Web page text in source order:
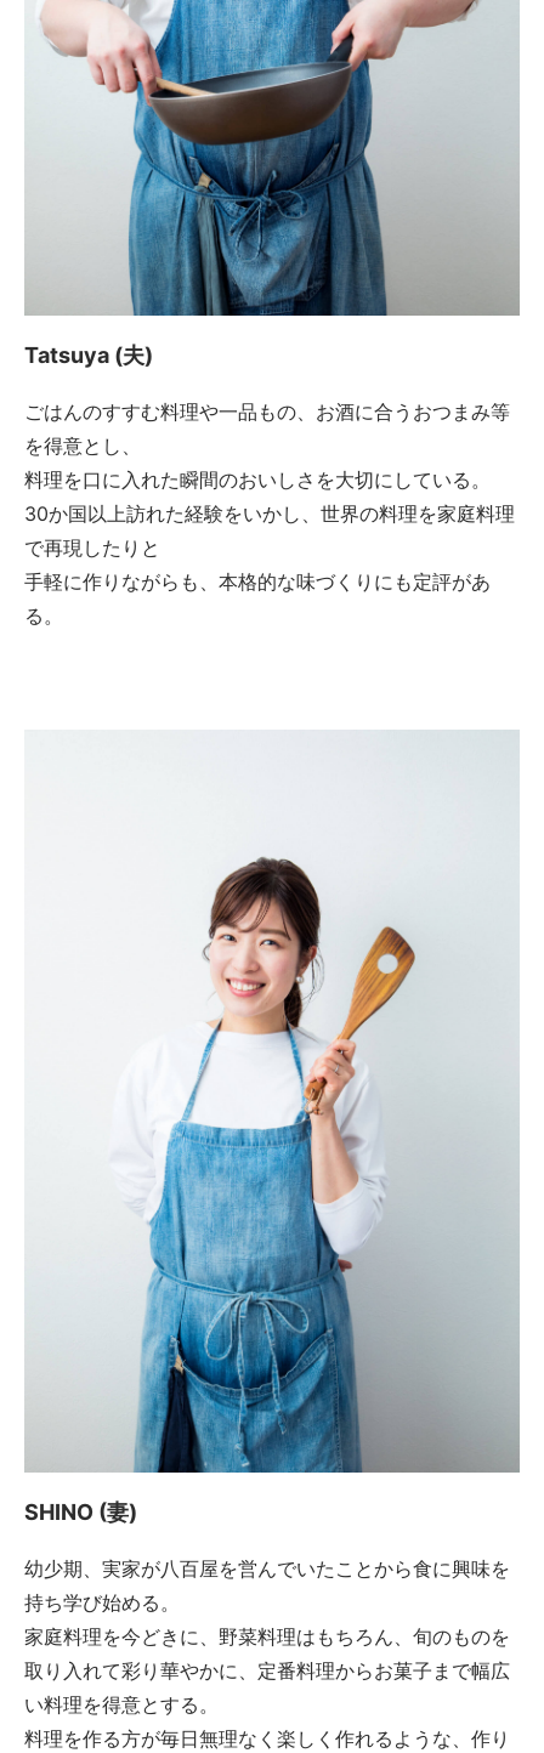
Tatsuya (夫)
ごはんのすすむ料理や一品もの、お酒に合うおつまみ等
を得意とし、
料理を口に入れた瞬間のおいしさを大切にしている。
30か国以上訪れた経験をいかし、世界の料理を家庭料理
で再現したりと
手軽に作りながらも、本格的な味づくりにも定評があ
る。
SHINO (妻)
幼少期、実家が八百屋を営んでいたことから食に興味を
持ち学び始める。
家庭料理を今どきに、野菜料理はもちろん、旬のものを
取り入れて彩り華やかに、定番料理からお菓子まで幅広
い料理を得意とする。
料理を作る方が毎日無理なく楽しく作れるような、作り